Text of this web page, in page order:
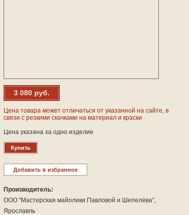
3 080 руб.
Цена товара может отличаться от указанной на сайте, в
связи с резкими скачками на материал и краски
Цена указана за одно изделие
Купить
Добавить в избранное
Производитель:
ООО "Мастерская майолики Павловой и Шепелёва",
Ярославль